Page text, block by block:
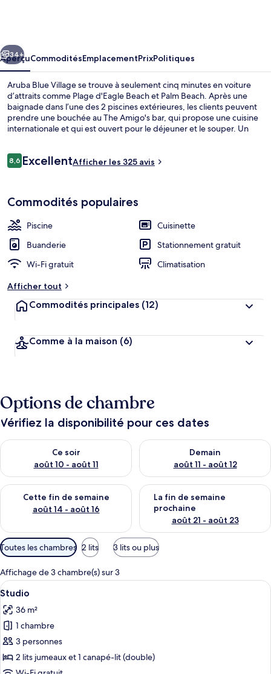
Suivant
34+
AperçuCommoditésEmplacementPrixPolitiques
Aruba Blue Village se trouve à seulement cinq minutes en voiture
d’attraits comme Plage d'Eagle Beach et Palm Beach. Après une
baignade dans l’une des 2 piscines extérieures, les clients peuvent
prendre une bouchée au The Amigo's bar, qui propose une cuisine
internationale et qui est ouvert pour le déjeuner et le souper. Un
comme des réfrigérateurs et des fours à micro-ondes. Les autres
Avis
8,68,6 sur 10 –
ExcellentAfficher les 325 avis
Commodités populaires
Piscine
Cuisinette
Buanderie
Stationnement gratuit
Wi-Fi gratuit
Climatisation
Afficher tout
Commodités principales (12)
Comme à la maison (6)
Options de chambre
Vérifiez la disponibilité pour ces dates
Ce soir
août 10 - août 11
Vérifier la disponibilité pour ce soir août 10 - août 11
Demain
août 11 - août 12
Vérifier la disponibilité pour
Cette fin de semaine
août 14 - août 16
Vérifier la disponibilité pour cette fin de semaine août 14 -
La fin de semaine
prochaine
août 21 - août 23
Vérifier la disponibilité pour
Filtres
disponibles
pour
les
chambres
Toutes les chambres 2 lits 3 lits ou plus
Affichage de 3 chambre(s) sur 3
Afficher
toutes
les
photos
pour
ce
type
Une terrasse d’hôtel avec une
6
Studio
36 m²
1 chambre
3 personnes
2 lits jumeaux et 1 canapé-lit (double)